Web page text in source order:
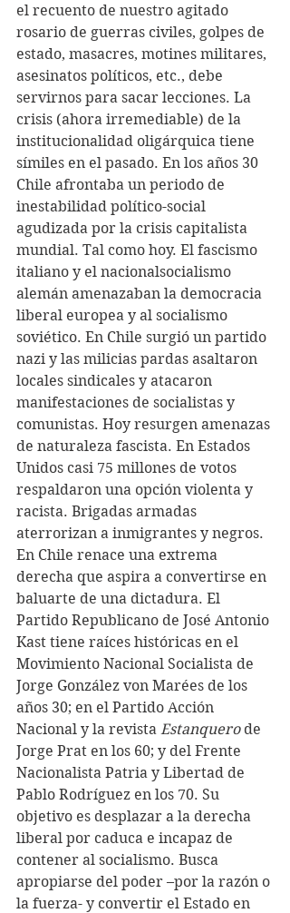
el recuento de nuestro agitado
rosario de guerras civiles, golpes de
estado, masacres, motines militares,
asesinatos políticos, etc., debe
servirnos para sacar lecciones. La
crisis (ahora irremediable) de la
institucionalidad oligárquica tiene
símiles en el pasado. En los años 30
Chile afrontaba un periodo de
inestabilidad político-social
agudizada por la crisis capitalista
mundial. Tal como hoy. El fascismo
italiano y el nacionalsocialismo
alemán amenazaban la democracia
liberal europea y al socialismo
soviético. En Chile surgió un partido
nazi y las milicias pardas asaltaron
locales sindicales y atacaron
manifestaciones de socialistas y
comunistas. Hoy resurgen amenazas
de naturaleza fascista. En Estados
Unidos casi 75 millones de votos
respaldaron una opción violenta y
racista. Brigadas armadas
aterrorizan a inmigrantes y negros.
En Chile renace una extrema
derecha que aspira a convertirse en
baluarte de una dictadura. El
Partido Republicano de José Antonio
Kast tiene raíces históricas en el
Movimiento Nacional Socialista de
Jorge González von Marées de los
años 30; en el Partido Acción
Nacional y la revista Estanquero de
Jorge Prat en los 60; y del Frente
Nacionalista Patria y Libertad de
Pablo Rodríguez en los 70. Su
objetivo es desplazar a la derecha
liberal por caduca e incapaz de
contener al socialismo. Busca
apropiarse del poder –por la razón o
la fuerza- y convertir el Estado en